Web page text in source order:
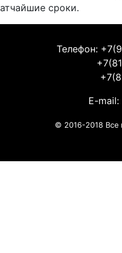
сроки.
Телефон:
E-mail:
© 2016-2018 Все